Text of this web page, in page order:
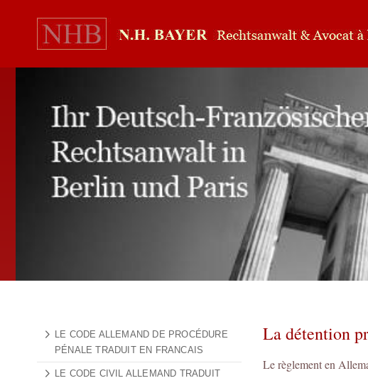
La détention
Le règlement en
LE CODE ALLEMAND DE PROCÉDURE
PÉNALE TRADUIT EN FRANCAIS
LE CODE CIVIL ALLEMAND TRADUIT